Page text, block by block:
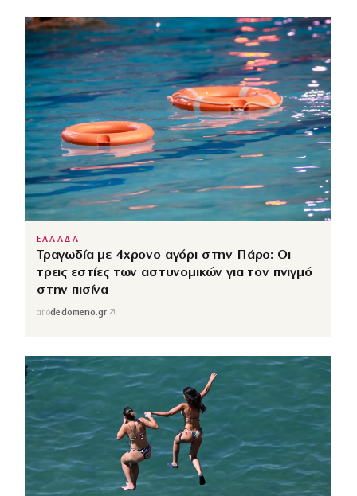
ΕΛΛΑΔΑ
Τραγωδία με 4χρονο αγόρι στην Πάρο: Οι
τρεις εστίες των αστυνομικών για τον πνιγμό
στην πισίνα
απόdedomeno.gr ↗